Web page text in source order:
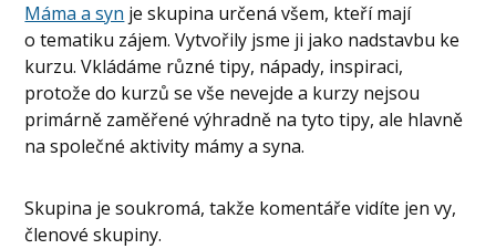
Máma a syn je skupina určená všem, kteří mají
o tematiku zájem. Vytvořily jsme ji jako nadstavbu ke
kurzu. Vkládáme různé tipy, nápady, inspiraci,
protože do kurzů se vše nevejde a kurzy nejsou
primárně zaměřené výhradně na tyto tipy, ale hlavně
na společné aktivity mámy a syna.
Skupina je soukromá, takže komentáře vidíte jen vy,
členové skupiny.